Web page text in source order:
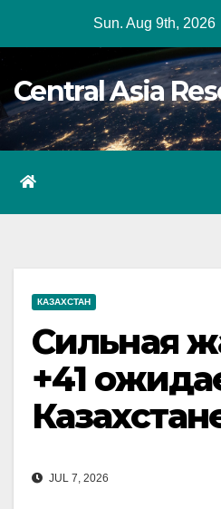
Sun. Aug 9th, 2026
Central Asia
КАЗАХСТАН
Сильная
+41
JUL 7, 2026